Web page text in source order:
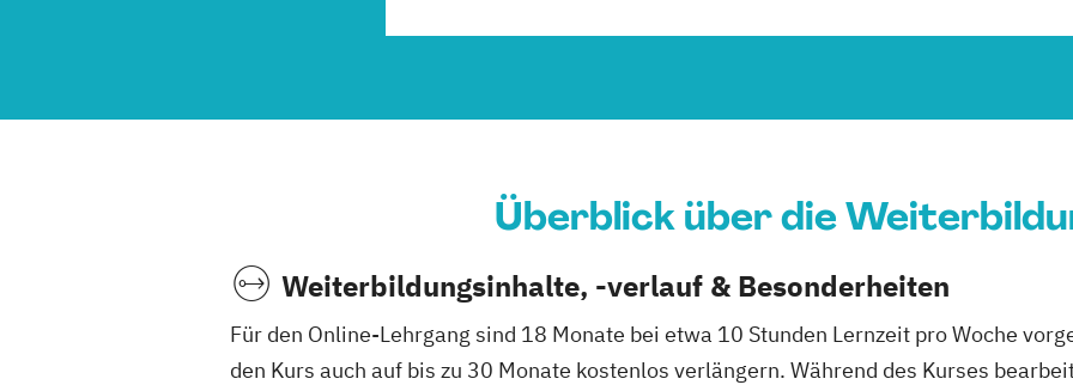
Überblick über die
Weiterbildungsinhalte, -verlauf & Besonderheiten
Für den Online-Lehrgang sind 18 Monate bei etwa 10 Stunden Lernzeit pro Woche
den Kurs auch auf bis zu 30 Monate kostenlos verlängern. Während des Kurses